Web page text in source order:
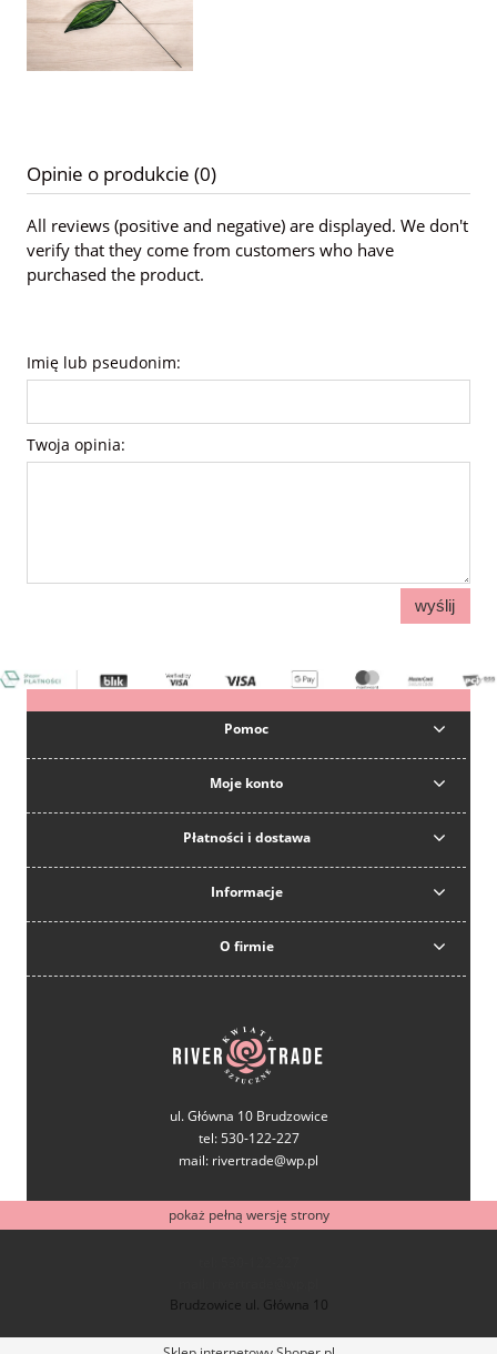
Opinie o produkcie (0)
All reviews (positive and negative) are displayed. We don't
verify that they come from customers who have
purchased the product.
Imię lub pseudonim:
Twoja opinia:
wyślij
Pomoc
Moje konto
Płatności i dostawa
Informacje
O firmie
ul. Główna 10 Brudzowice
tel: 530-122-227
mail: rivertrade@wp.pl
pokaż pełną wersję strony
Brudzowice ul. Główna 10